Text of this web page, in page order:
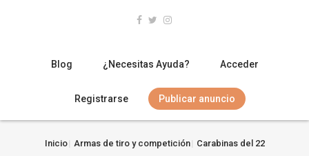
Blog ¿Necesitas Ayuda? Acceder
Registrarse Publicar anuncio
Inicio Armas de tiro y competición
Carabinas del 22